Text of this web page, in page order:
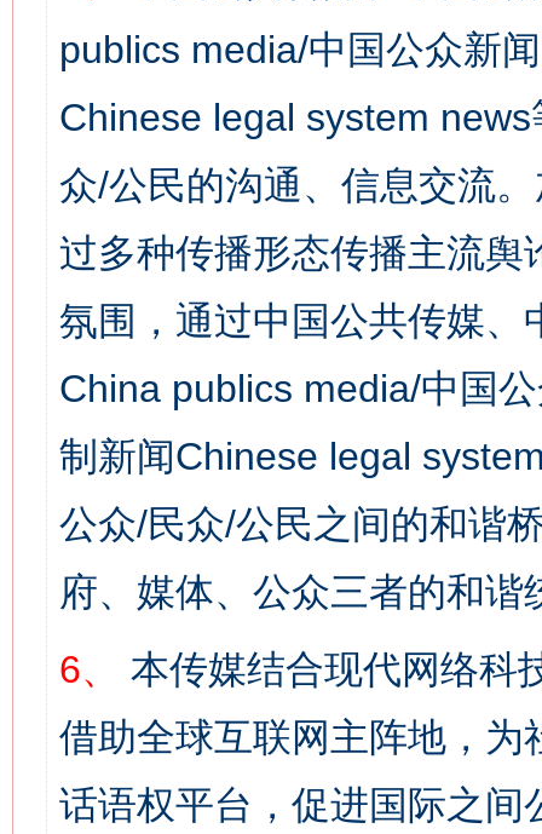
publics media/中国公众新
Chinese legal system
众/公民的沟通、信息交流
过多种传播形态传播主流
氛围，通过中国公共传媒
China publics media/中国
制新闻Chinese legal
公众/民众/公民之间的和谐
府、媒体、公众三者的和谐
6、
本传媒结合现代网络科
借助全球互联网主阵地，
话语权平台，促进国际之